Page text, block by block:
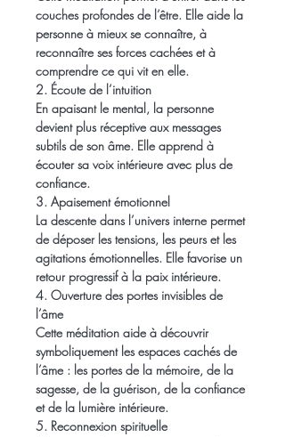
couches profondes de l’être. Elle aide la
personne à mieux se connaître, à
reconnaître ses forces cachées et à
comprendre ce qui vit en elle.
2. Écoute de l’intuition
En apaisant le mental, la personne
devient plus réceptive aux messages
subtils de son âme. Elle apprend à
écouter sa voix intérieure avec plus de
confiance.
3. Apaisement émotionnel
La descente dans l’univers interne permet
de déposer les tensions, les peurs et les
agitations émotionnelles. Elle favorise un
retour progressif à la paix intérieure.
4. Ouverture des portes invisibles de
l’âme
Cette méditation aide à découvrir
symboliquement les espaces cachés de
l’âme : les portes de la mémoire, de la
sagesse, de la guérison, de la confiance
et de la lumière intérieure.
5. Reconnexion spirituelle